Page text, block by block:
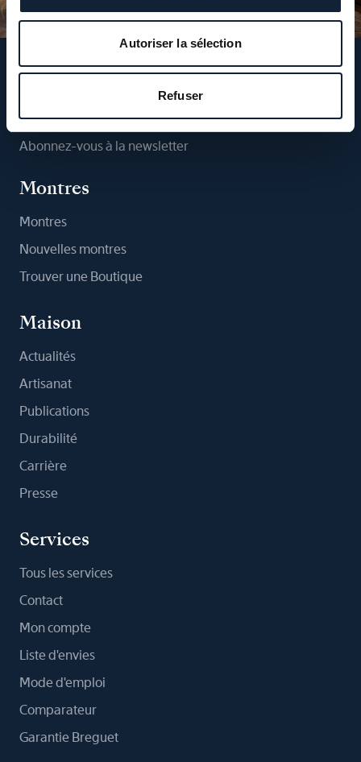
Autoriser la sélection
Refuser
Suivez-nous
Abonnez-vous à la newsletter
Montres
Montres
Nouvelles montres
Trouver une Boutique
Maison
Actualités
Artisanat
Publications
Durabilité
Carrière
Presse
Services
Tous les services
Contact
Mon compte
Liste d'envies
Mode d'emploi
Comparateur
Garantie Breguet